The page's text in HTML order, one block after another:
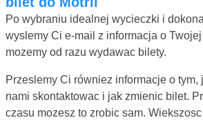
Po wybraniu idealnej wycieczki i
wyslemy Ci e-mail z informacja o
mozemy od razu wydawac bilety.
Przeslemy Ci równiez informacje o tym,
nami skontaktowac i jak zmienic bilet.
czasu mozesz to zrobic sam.